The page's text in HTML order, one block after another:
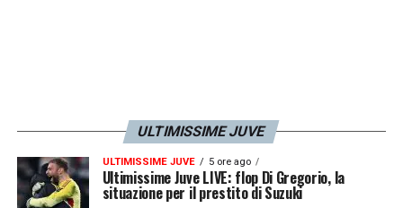
ULTIMISSIME JUVE
ULTIMISSIME JUVE 5 ore ago
Ultimissime Juve LIVE: flop Di Gregorio, la
situazione per il prestito di Suzuki